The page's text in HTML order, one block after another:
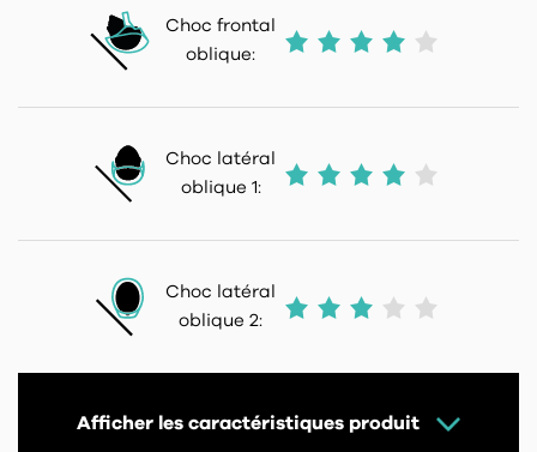
Choc frontal
oblique:
Choc latéral
oblique 1:
Choc latéral
oblique 2:
Afficher les caractéristiques produit